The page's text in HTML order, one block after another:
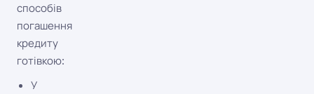
способів
погашення
кредиту
готівкою:
У